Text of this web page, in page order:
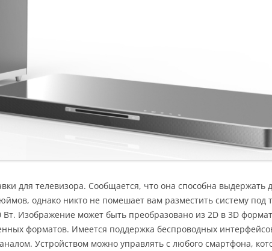
для телевизора. Сообщается, что она способна выдержать
однако никто не помешает вам разместить систему под
Изображение может быть преобразовано из 2D в 3D
форматов. Имеется поддержка беспроводных
Устройством можно управлять с любого смартфона,